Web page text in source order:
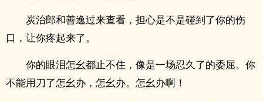
炭治郎和善逸过来查看，担心是不是碰到了你的伤
口，让你疼起来了。
你的眼泪怎幺都止不住，像是一场忍久了的委屈。你
不能用刀了怎幺办，怎幺办。怎幺办啊！